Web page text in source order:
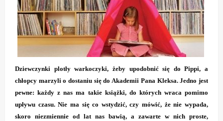
Dziewczynki plotły warkoczyki, żeby upodobnić się do Pippi, a
chłopcy marzyli o dostaniu się do Akademii Pana Kleksa. Jedno jest
pewne: każdy z nas ma takie książki, do których wraca pomimo
upływu czasu. Nie ma się co wstydzić, czy mówić, że nie wypada,
skoro niezmiennie od lat nas bawią, a zawarte w nich proste,